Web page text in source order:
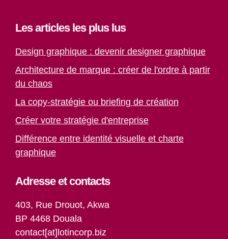
Les articles les plus lus
Design graphique : devenir designer graphique
Architecture de marque : créer de l'ordre à partir
du chaos
La copy-stratégie ou briefing de création
Créer votre stratégie d'entreprise
Différence entre identité visuelle et charte
graphique
Adresse et contacts
403, Rue Drouot, Akwa
BP 4468 Douala
contact[at]lotincorp.biz